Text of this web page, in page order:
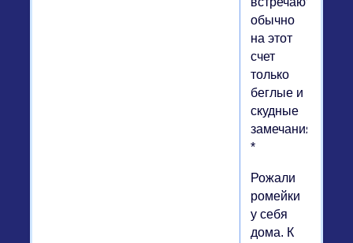
обычно
на этот
счет
только
беглые и
скудные
замечания).
*
Рожали
ромейки
у себя
дома. К